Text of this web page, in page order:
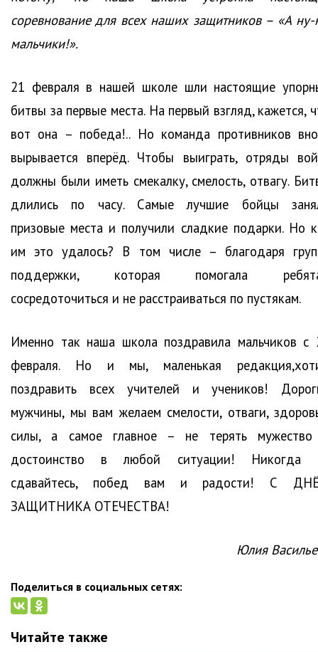
соревнование для всех наших защитников – «А ну-
мальчики!».
21 февраля в нашей школе шли настоящие
битвы за первые места. На первый взгляд, кажется,
вот она – победа!.. Но команда противников
вырывается вперёд. Чтобы выиграть, отряды
должны были иметь смекалку, смелость, отвагу.
длились по часу. Самые лучшие бойцы
призовые места и получили сладкие подарки. Но
им это удалось? В том числе – благодаря
поддержки, которая помогала
сосредоточиться и не расстраиваться по пустякам.
Именно так наша школа поздравила мальчиков с
февраля. Но и мы, маленькая
поздравить всех учителей и учеников!
мужчины, мы вам желаем смелости, отваги,
силы, а самое главное – не терять
достоинство в любой ситуации! Никогда
сдавайтесь, побед вам и радости! С
ЗАЩИТНИКА ОТЕЧЕСТВА!
Юлия
Поделиться в социальных сетях:
Читайте также